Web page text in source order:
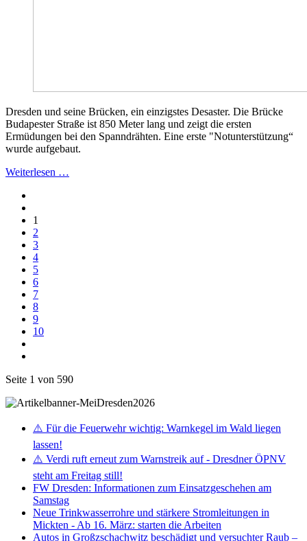
Dresden und seine Brücken, ein einzigstes Desaster. Die Brücke
Budapester Straße ist 850 Meter lang und zeigt die ersten
Ermüdungen bei den Spanndrähten. Eine erste "Notunterstützung“
wurde aufgebaut.
Weiterlesen …
1
2
3
4
5
6
7
8
9
10
Seite 1 von 590
⚠️ Für die Feuerwehr wichtig: Warnkegel im Wald liegen
lassen!
⚠️ Verdi ruft erneut zum Warnstreik auf - Dresdner ÖPNV
steht am Freitag still!
FW Dresden: Informationen zum Einsatzgeschehen am
Samstag
Neue Trinkwasserrohre und stärkere Stromleitungen in
Mickten - Ab 16. März: starten die Arbeiten
Autos in Großzschachwitz beschädigt und versuchter Raub –